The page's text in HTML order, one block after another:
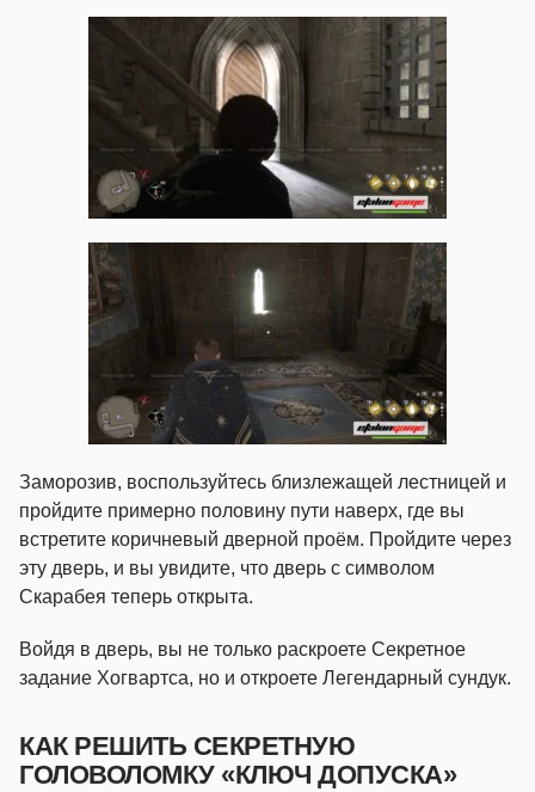
Заморозив, воспользуйтесь близлежащей лестницей и
пройдите примерно половину пути наверх, где вы
встретите коричневый дверной проём. Пройдите через
эту дверь, и вы увидите, что дверь с символом
Скарабея теперь открыта.
Войдя в дверь, вы не только раскроете Секретное
задание Хогвартса, но и откроете Легендарный сундук.
КАК РЕШИТЬ СЕКРЕТНУЮ
ГОЛОВОЛОМКУ «КЛЮЧ ДОПУСКА»